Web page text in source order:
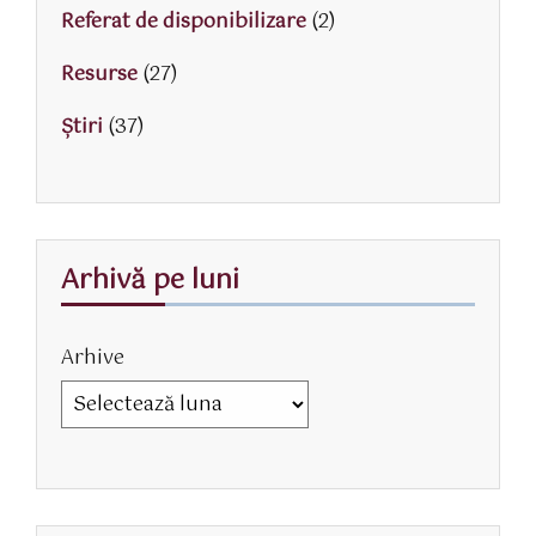
Referat de disponibilizare(2)
Resurse(27)
Știri (37)
Arhivă pe luni
Arhive